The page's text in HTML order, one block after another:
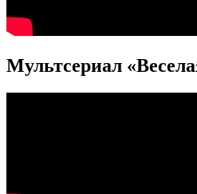
Мультсериал